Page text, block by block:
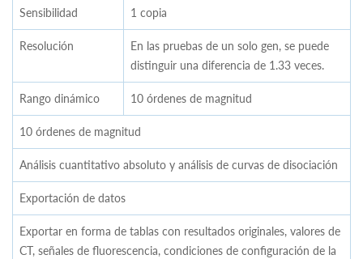
Sensibilidad 1 copia
Resolución
En las pruebas de un solo gen, se puede
distinguir una diferencia de 1.33 veces.
Rango dinámico 10 órdenes de magnitud
10 órdenes de magnitud
Análisis cuantitativo absoluto y análisis de curvas de disociación
Exportación de datos
Exportar en forma de tablas con resultados originales, valores de
CT, señales de fluorescencia, condiciones de configuración de la